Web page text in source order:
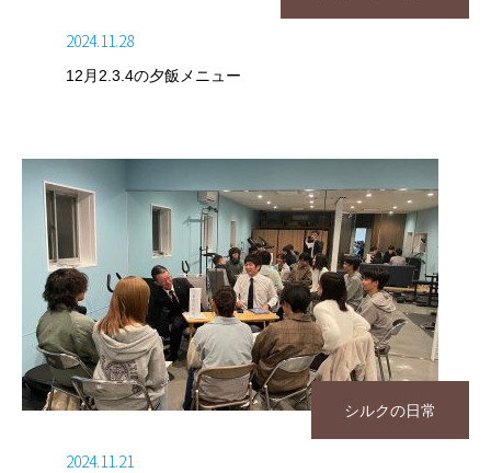
2024.11.28
12月2.3.4の夕飯メニュー
シルクの日常
2024.11.21